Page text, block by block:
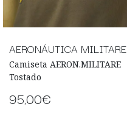
AERONÁUTICA MILITARE
Camiseta AERON.MILITARE
Tostado
95,00€